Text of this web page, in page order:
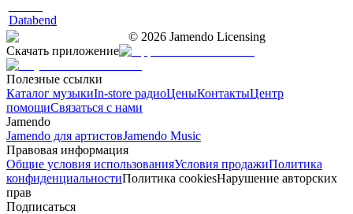
Databend
© 2026 Jamendo Licensing
Скачать приложение
Полезные ссылки
Каталог музыкиIn-store радиоЦеныКонтактыЦентр
помощиСвязаться с нами
Jamendo
Jamendo для артистовJamendo Music
Правовая информация
Общие условия использованияУсловия продажиПолитика
конфиденциальностиПолитика cookiesНарушение авторских
прав
Подписаться